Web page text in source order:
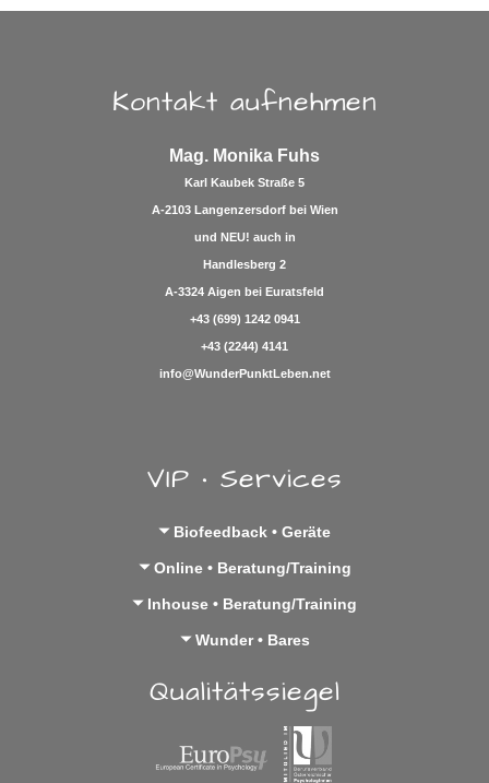
Kontakt aufnehmen
Mag. Monika Fuhs
Karl Kaubek Straße 5
A-2103 Langenzersdorf bei Wien
und NEU! auch in
Handlesberg 2
A-3324 Aigen bei Euratsfeld
+43 (699) 1242 0941
+43 (2244) 4141
info@WunderPunktLeben.net
VIP • Services
Biofeedback • Geräte
Online • Beratung/Training
Inhouse • Beratung/Training
Wunder • Bares
Qualitätssiegel